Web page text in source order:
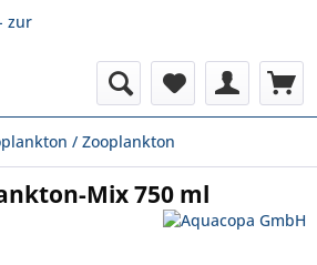
/ Zooplankton
Mix 750 ml